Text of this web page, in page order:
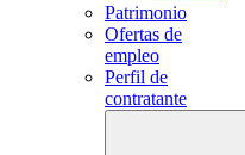
Patrimonio
Ofertas de
empleo
Perfil de
contratante